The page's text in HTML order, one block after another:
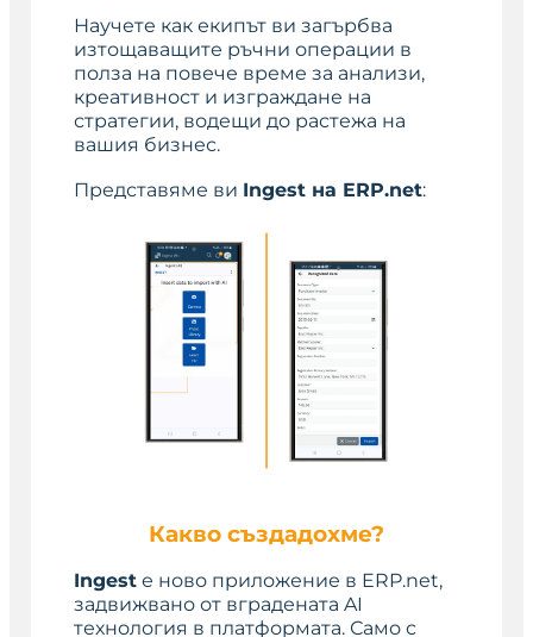
Научете как екипът ви загърбва
изтощаващите ръчни операции в
полза на повече време за анализи,
креативност и изграждане на
стратегии, водещи до растежа на
вашия бизнес.
Представяме ви Ingest на ERP.net:
Какво създадохме?
Ingest е ново приложение в ERP.net,
задвижвано от вградената AI
технология в платформата. Само с